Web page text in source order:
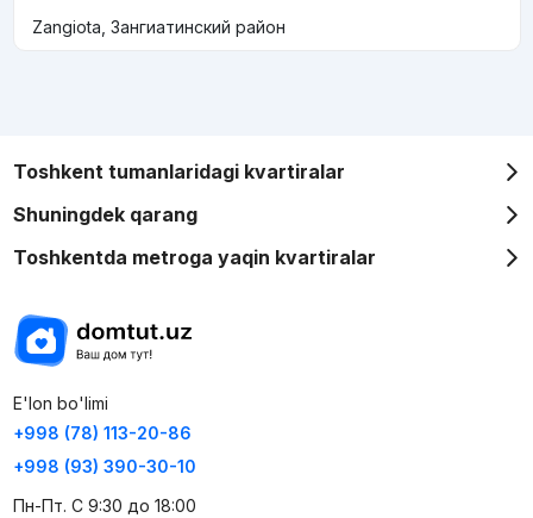
Zangiota, Зангиатинский район
Toshkent tumanlaridagi kvartiralar
Shuningdek qarang
Toshkentda metroga yaqin kvartiralar
E'lon bo'limi
+998 (78) 113-20-86
+998 (93) 390-30-10
Пн-Пт. С 9:30 до 18:00